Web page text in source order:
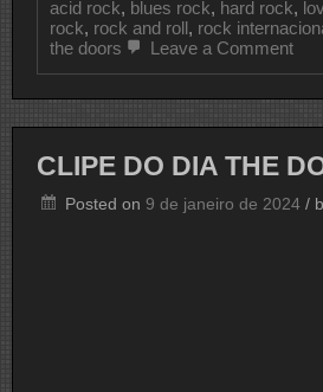
acid rock, blues rock, hard rock,
rock, rock and roll, rock
the doors
Leave a Commenton
CLIPE DO DIA THE
Posted on 9 de janeiro de 2024 /